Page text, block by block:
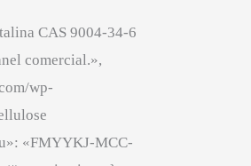
CAS 9004-34-6
comercial.»,
wp-
«FMYYKJ-MCC-